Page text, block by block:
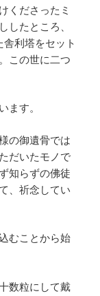
くださった ミ
したところ、
利塔をセット
この世に二つ
ます。
の御遺骨では
だいたモノで
知らずの佛徒
、祈念してい
むことから始
数粒にして戴